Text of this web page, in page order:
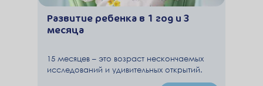
Развитие ребенка в 1 год и 3
месяца
15 месяцев – это возраст нескончаемых
исследований и удивительных открытий.